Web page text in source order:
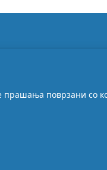
поврзани со